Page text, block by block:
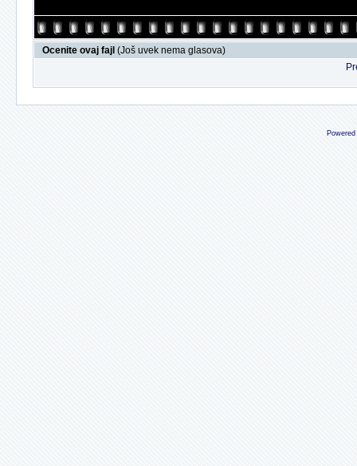
Ocenite ovaj fajl (Još uvek nema glasova)